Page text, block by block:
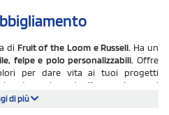
di Fruit of the Loom e Russell. Ha un
felpe e polo personalizzabili. Offre
per dare vita ai tuoi progetti
sta esplorando l'innovazione nel
di più